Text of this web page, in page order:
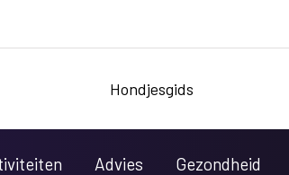
Hondjesgids
Advies Gezondheid